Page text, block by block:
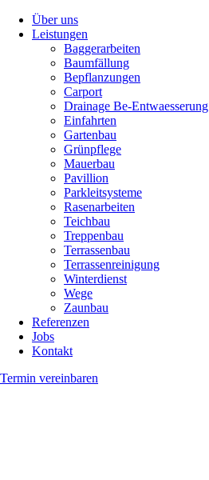
Über uns
Leistungen
Baggerarbeiten
Baumfällung
Bepflanzungen
Carport
Drainage Be-Entwaesserung
Einfahrten
Gartenbau
Grünpflege
Mauerbau
Pavillion
Parkleitsysteme
Rasenarbeiten
Teichbau
Treppenbau
Terrassenbau
Terrassenreinigung
Winterdienst
Wege
Zaunbau
Referenzen
Jobs
Kontakt
Termin vereinbaren